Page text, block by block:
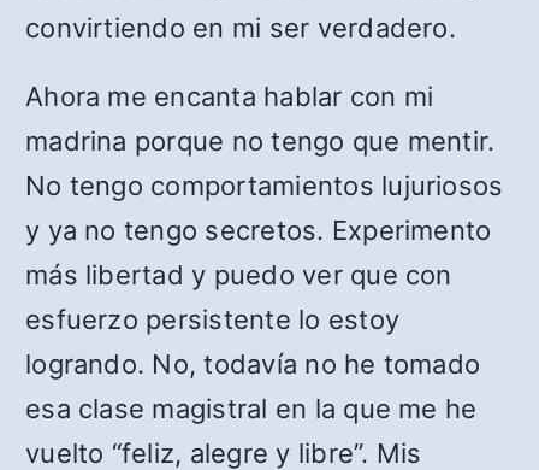
convirtiendo en mi ser verdadero.
Ahora me encanta hablar con mi
madrina porque no tengo que mentir.
No tengo comportamientos lujuriosos
y ya no tengo secretos. Experimento
más libertad y puedo ver que con
esfuerzo persistente lo estoy
logrando. No, todavía no he tomado
esa clase magistral en la que me he
vuelto “feliz, alegre y libre”. Mis